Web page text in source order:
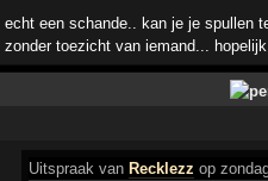
echt een schande.. kan je je spullen
zonder toezicht van iemand... hopelijk
Uitspraak van Recklezz op